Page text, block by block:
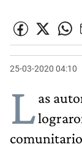
25-03-2020 04:10
Las